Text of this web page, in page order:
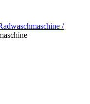
/